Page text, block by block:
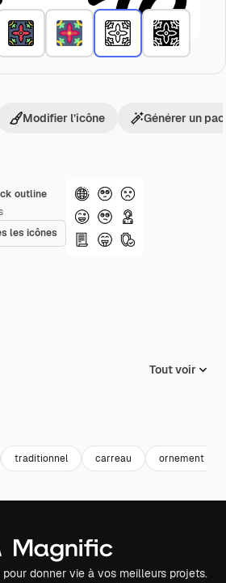
outline
les icônes
Modifier l’icône Générer un
Tout voir
traditionnel carreau ornement
donner vie à vos meilleurs projets.